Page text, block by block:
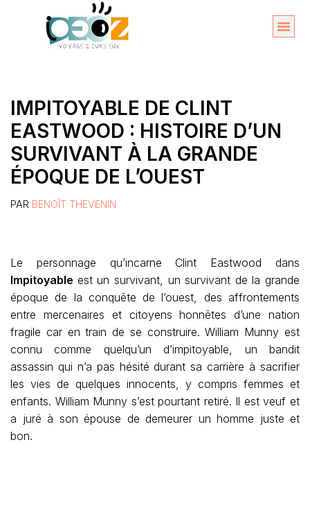
IMPITOYABLE DE CLINT
EASTWOOD : HISTOIRE D’UN
SURVIVANT À LA GRANDE
ÉPOQUE DE L’OUEST
PAR BENOÎT THEVENIN
Le personnage qu’incarne Clint Eastwood dans
Impitoyable est un survivant, un survivant de la grande
époque de la conquête de l’ouest, des affrontements
entre mercenaires et citoyens honnêtes d’une nation
fragile car en train de se construire. William Munny est
connu comme quelqu’un d’impitoyable, un bandit
assassin qui n’a pas hésité durant sa carrière à sacrifier
les vies de quelques innocents, y compris femmes et
enfants. William Munny s’est pourtant retiré. Il est veuf et
a juré à son épouse de demeurer un homme juste et
bon.